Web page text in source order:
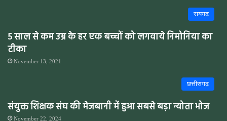
रायगढ़
5 साल से कम उम्र के हर एक बच्चों को लगवाये निमोनिया का
टीका
November 13, 2021
छत्तीसगढ़
संयुक्त शिक्षक संघ की मेजबानी में हुआ सबसे बड़ा न्योता भोज
November 22, 2024